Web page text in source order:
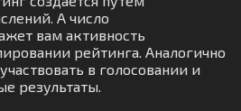
А число
вам активность
рейтинга. Аналогично
в голосовании и
результаты.